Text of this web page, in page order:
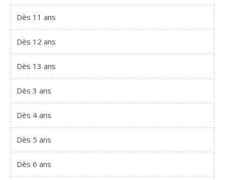
Dès 11 ans
Dès 12 ans
Dès 13 ans
Dès 3 ans
Dès 4 ans
Dès 5 ans
Dès 6 ans